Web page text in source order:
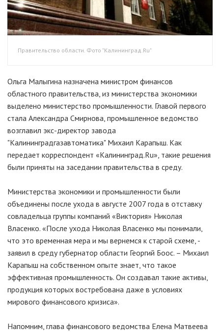
Правительство области. Фото "Калининград.Ru"
Ольга Малыгина назначена министром финансов
областного правительства, из министерства экономики
выделено министерство промышленности. Главой первого
стала Александра Смирнова, промышленное ведомство
возглавил экс-директор завода
"Калининградгазавтоматика" Михаил Карапыш. Как
передает корреспондент «Калининград.Ru», такие решения
были приняты на заседании правительства в среду.
Министерства экономики и промышленности были
объединены после ухода в августе 2007 года в отставку
совладельца группы компаний «Виктория» Николая
Власенко. «После ухода Николая Власенко мы понимали,
что это временная мера и мы вернемся к старой схеме, -
заявил в среду губернатор области Георгий Боос. – Михаил
Карапыш на собственном опыте знает, что такое
эффективная промышленность. Он создавал такие активы,
продукция которых востребована даже в условиях
мирового финансового кризиса».
Напомним, глава финансового ведомства Елена Матвеева